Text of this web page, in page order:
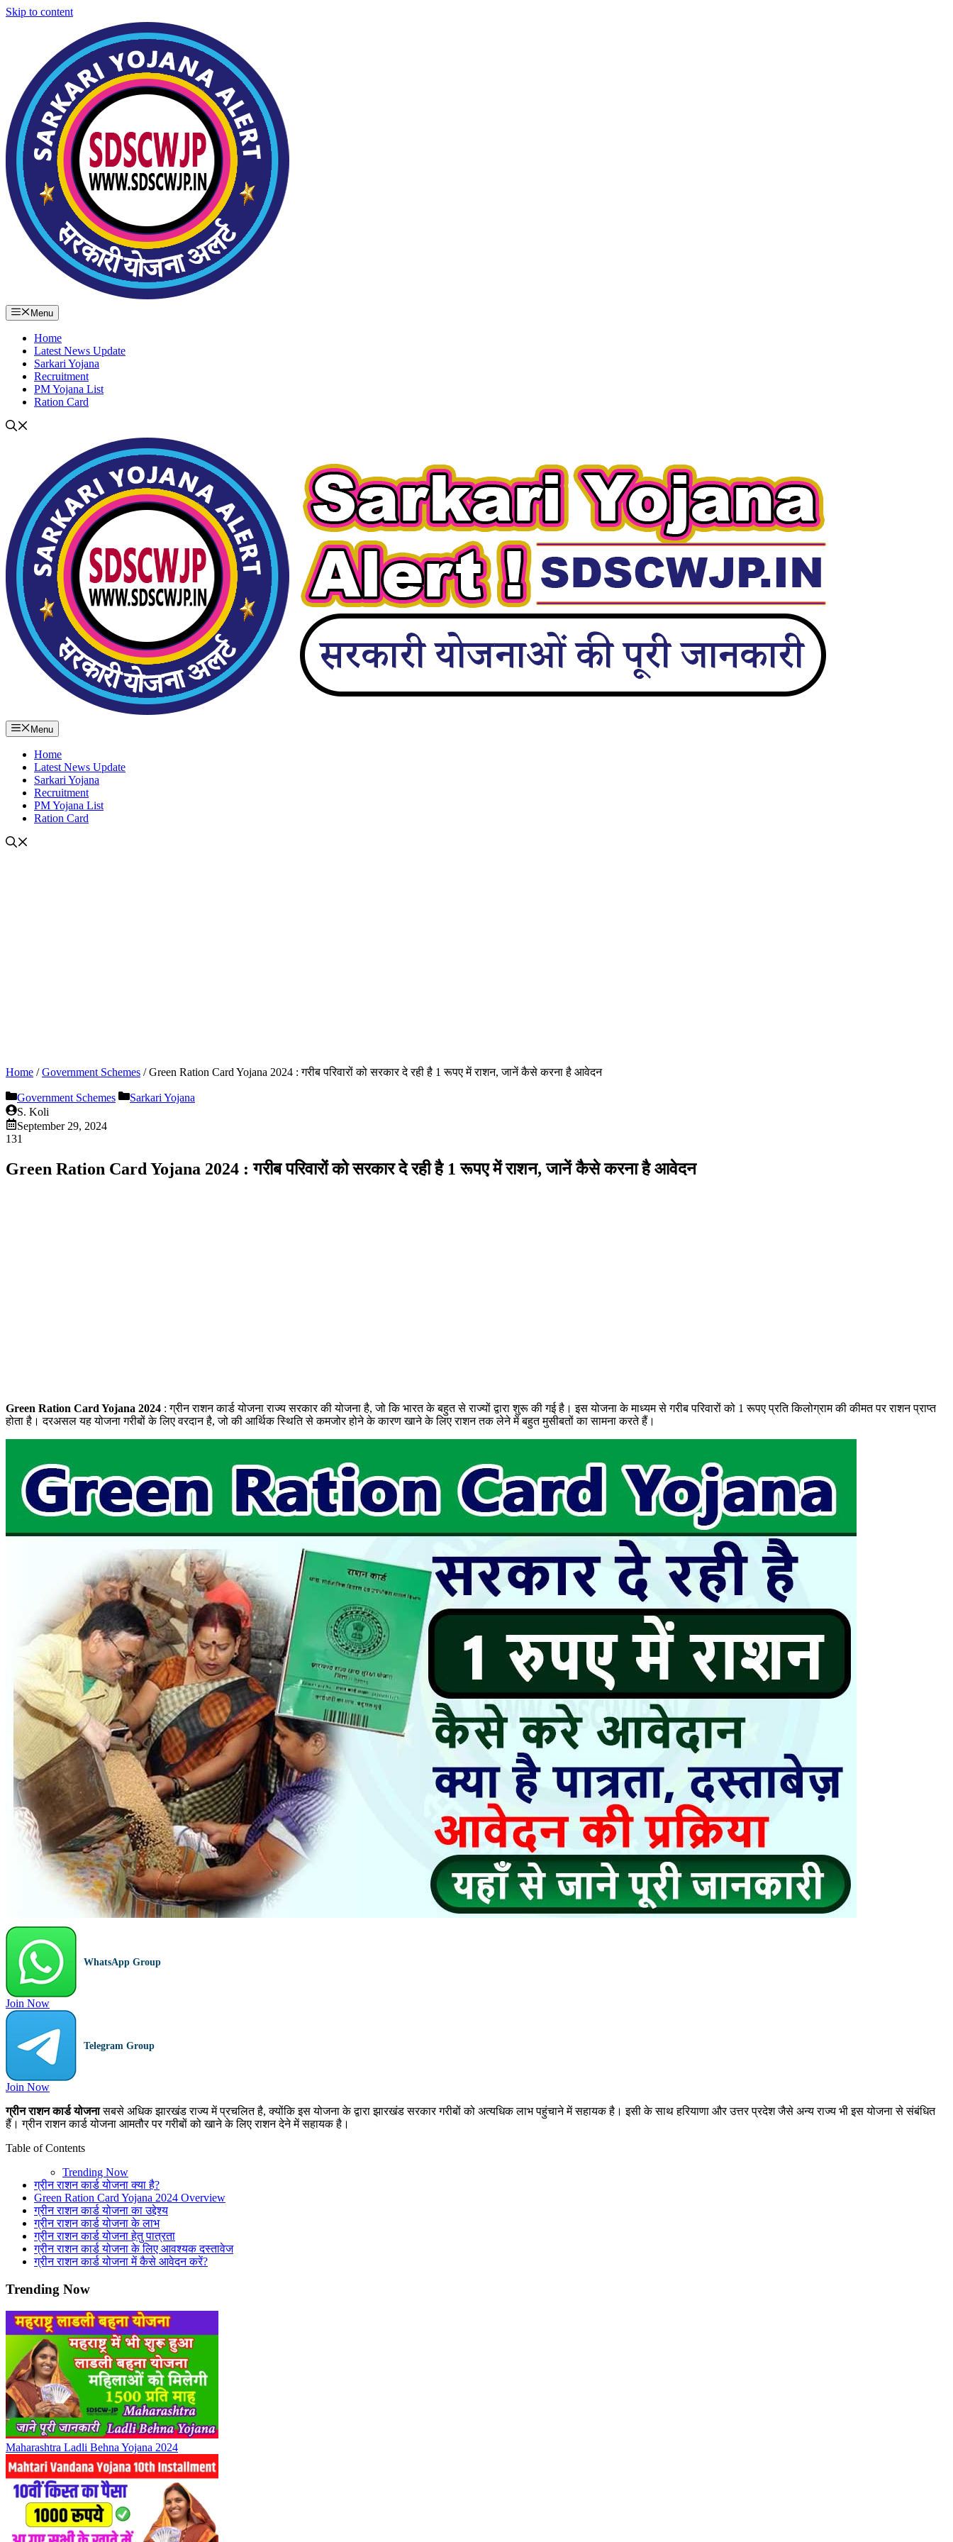
Skip to content
Menu
Home
Latest News Update
Sarkari Yojana
Recruitment
PM Yojana List
Ration Card
Menu
Home
Latest News Update
Sarkari Yojana
Recruitment
PM Yojana List
Ration Card
Home /Government Schemes /Green Ration Card Yojana 2024 : गरीब परिवारों को सरकार दे रही है 1 रूपए में राशन, जानें कैसे करना है आवेदन
Government Schemes
Sarkari Yojana
S. Koli
September 29, 2024
131
Green Ration Card Yojana 2024 : गरीब परिवारों को सरकार दे रही है 1 रूपए में राशन, जानें कैसे करना है आवेदन
Green Ration Card Yojana 2024 : ग्रीन राशन कार्ड योजना राज्य सरकार की योजना है, जो कि भारत के बहुत से राज्यों द्वारा शुरू की गई है। इस योजना के माध्यम से गरीब परिवारों को 1 रूपए प्रति किलोग्राम की कीमत पर राशन प्राप्त
होता है। दरअसल यह योजना गरीबों के लिए वरदान है, जो की आर्थिक स्थिति से कमजोर होने के कारण खाने के लिए राशन तक लेने में बहुत मुसीबतों का सामना करते हैं।
WhatsApp Group
Join Now
Telegram Group
Join Now
ग्रीन राशन कार्ड योजनासबसे अधिक झारखंड राज्य में प्रचलित है, क्योंकि इस योजना के द्वारा झारखंड सरकार गरीबों को अत्यधिक लाभ पहुंचाने में सहायक है। इसी के साथ हरियाणा और उत्तर प्रदेश जैसे अन्य राज्य भी इस योजना से संबंधित
हैं। ग्रीन राशन कार्ड योजना आमतौर पर गरीबों को खाने के लिए राशन देने में सहायक है।
Table of Contents
Trending Now
ग्रीन राशन कार्ड योजना क्या है?
Green Ration Card Yojana 2024 Overview
ग्रीन राशन कार्ड योजना का उद्देश्य
ग्रीन राशन कार्ड योजना के लाभ
ग्रीन राशन कार्ड योजना हेतु पात्रता
ग्रीन राशन कार्ड योजना के लिए आवश्यक दस्तावेज
ग्रीन राशन कार्ड योजना में कैसे आवेदन करें?
Trending Now
Maharashtra Ladli Behna Yojana 2024